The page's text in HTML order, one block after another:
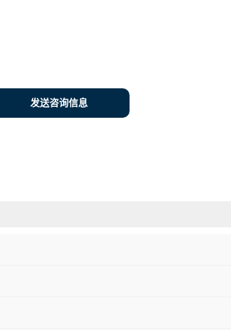
发送咨询信息